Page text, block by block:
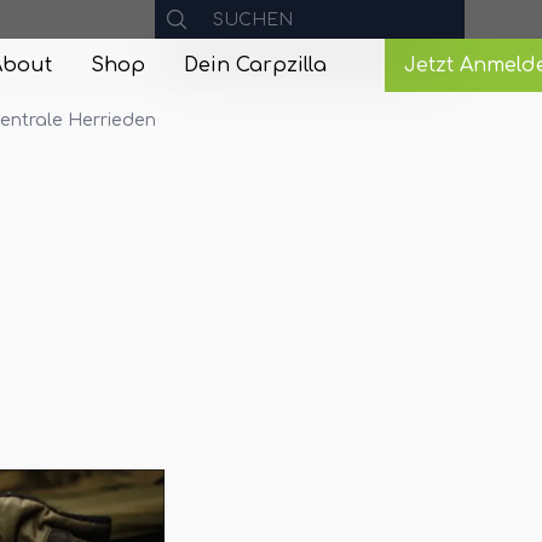
Shop Dein Carpzilla Jetzt
Herrieden